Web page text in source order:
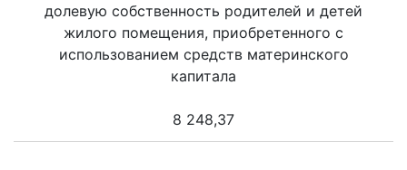
долевую собственность родителей и детей
жилого помещения, приобретенного с
использованием средств материнского
капитала
8 248,37